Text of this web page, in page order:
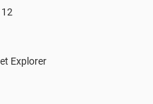
12
Explorer